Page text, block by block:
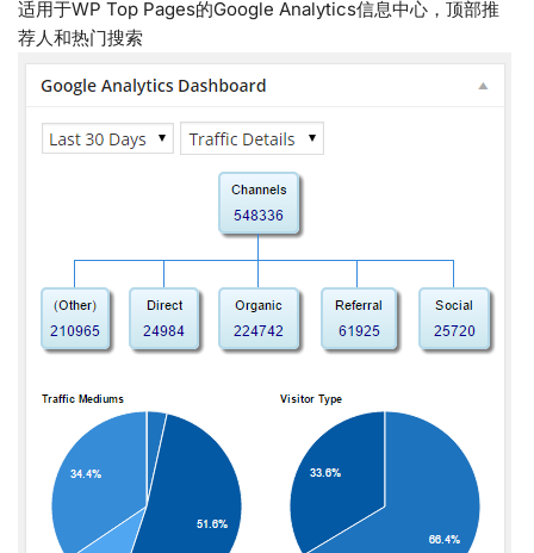
适用于WP Top Pages的Google Analytics信息中心，顶部推
荐人和热门搜索